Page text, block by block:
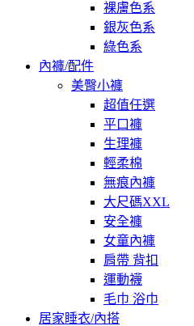
裸膚色系
銀灰色系
綠色系
內褲/配件
美臀小褲
超值任選
平口褲
生理褲
輕柔棉
無痕內褲
大尺碼XXL
安全褲
女童內褲
肩帶 背扣
運動襪
毛巾 浴巾
居家睡衣/內搭